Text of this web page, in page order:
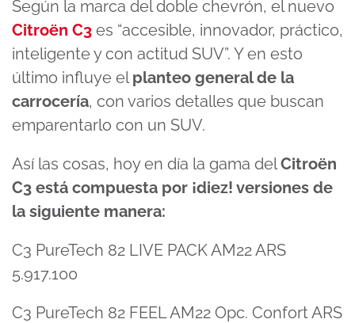
Según la marca del doble chevrón, el nuevo
Citroën C3 es “accesible, innovador, práctico,
inteligente y con actitud SUV”. Y en esto
último influye elplanteo general de la
carrocería, con varios detalles que buscan
emparentarlo con un SUV.
Así las cosas, hoy en día la gama delCitroën
C3 está compuesta por ¡diez! versiones de
la siguiente manera:
C3 PureTech 82 LIVE PACK AM22 ARS
5.917.100
C3 PureTech 82 FEEL AM22 Opc. Confort ARS